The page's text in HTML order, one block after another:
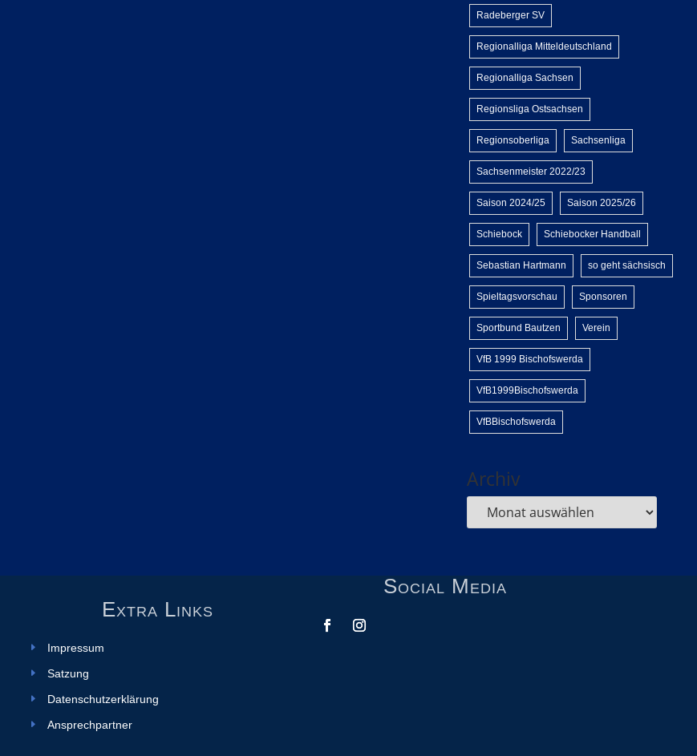
Radeberger SV
Regionalliga Mitteldeutschland
Regionalliga Sachsen
Regionsliga Ostsachsen
Regionsoberliga Sachsenliga
Sachsenmeister 2022/23
Saison 2024/25 Saison 2025/26
Schiebock Schiebocker Handball
Sebastian Hartmann so geht sächsisch
Spieltagsvorschau Sponsoren
Sportbund Bautzen Verein
VfB 1999 Bischofswerda
VfB1999Bischofswerda
VfBBischofswerda
Archiv
Extra Links
Impressum
Satzung
Datenschutzerklärung
Ansprechpartner
Social Media